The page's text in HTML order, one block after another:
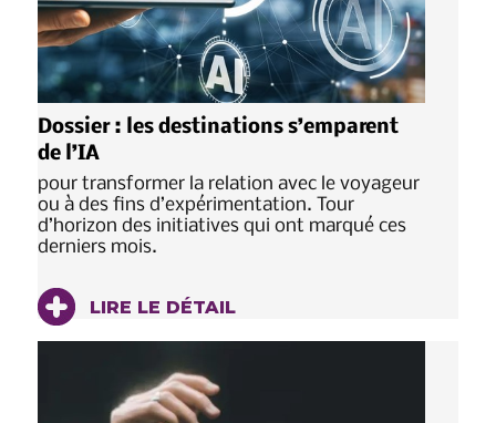
Dossier : les destinations s’emparent
de l’IA
pour transformer la relation avec le voyageur
ou à des fins d’expérimentation. Tour
d’horizon des initiatives qui ont marqué ces
derniers mois.
LIRE LE DÉTAIL